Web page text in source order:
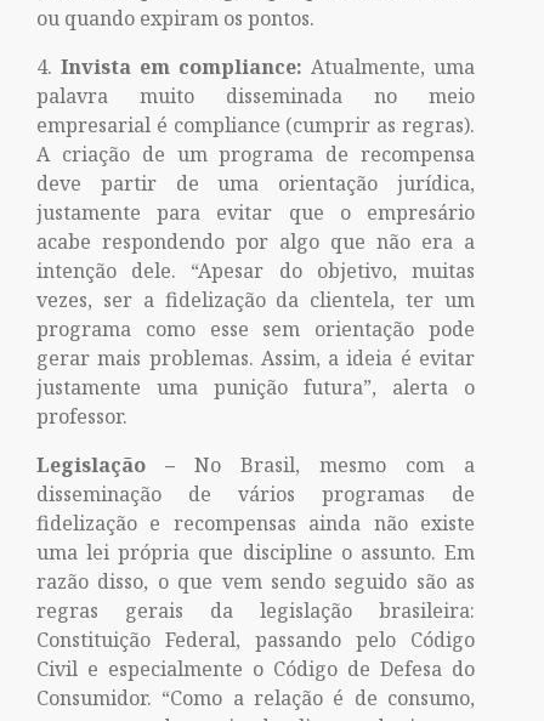
ou quando expiram os pontos.
Invista em compliance: Atualmente, uma
palavra muito disseminada no meio
empresarial é compliance (cumprir as regras).
A criação de um programa de recompensa
deve partir de uma orientação jurídica,
justamente para evitar que o empresário
acabe respondendo por algo que não era a
intenção dele. “Apesar do objetivo, muitas
vezes, ser a fidelização da clientela, ter um
programa como esse sem orientação pode
gerar mais problemas. Assim, a ideia é evitar
justamente uma punição futura”, alerta o
professor.
Legislação – No Brasil, mesmo com a
disseminação de vários programas de
fidelização e recompensas ainda não existe
uma lei própria que discipline o assunto. Em
razão disso, o que vem sendo seguido são as
regras gerais da legislação brasileira:
Constituição Federal, passando pelo Código
Civil e especialmente o Código de Defesa do
Consumidor. “Como a relação é de consumo,